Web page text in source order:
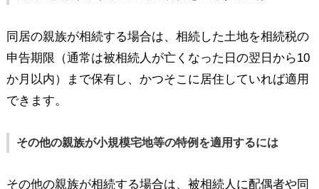
同居の親族が相続する場合は、相続した土地を相続税の
申告期限（通常は被相続人が亡くなった日の翌日から10
か月以内）まで保有し、かつそこに居住していれば適用
できます。
その他の親族が小規模宅地等の特例を適用するには
その他の親族が相続する場合は、被相続人に配偶者や同